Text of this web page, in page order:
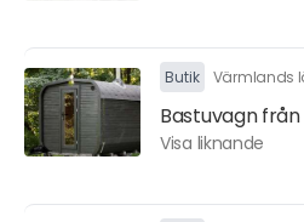
Butik Värmlands
Bastuvagn
Visa liknande